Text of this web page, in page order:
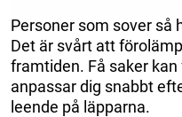
Personer som sover så
Det är svårt att
framtiden. Få saker
anpassar dig snabbt
leende på läpparna.